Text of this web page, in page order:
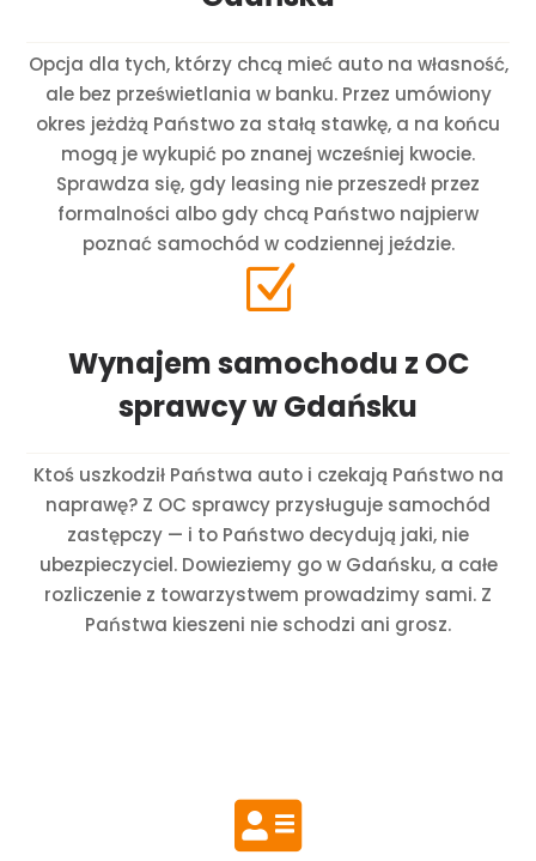
Opcja dla tych, którzy chcą mieć auto na własność,
ale bez prześwietlania w banku. Przez umówiony
okres jeżdżą Państwo za stałą stawkę, a na końcu
mogą je wykupić po znanej wcześniej kwocie.
Sprawdza się, gdy leasing nie przeszedł przez
formalności albo gdy chcą Państwo najpierw
poznać samochód w codziennej jeździe.
Z
Wynajem samochodu z OC
sprawcy w Gdańsku
Ktoś uszkodził Państwa auto i czekają Państwo na
naprawę? Z OC sprawcy przysługuje samochód
zastępczy — i to Państwo decydują jaki, nie
ubezpieczyciel. Dowieziemy go w Gdańsku, a całe
rozliczenie z towarzystwem prowadzimy sami. Z
Państwa kieszeni nie schodzi ani grosz.
